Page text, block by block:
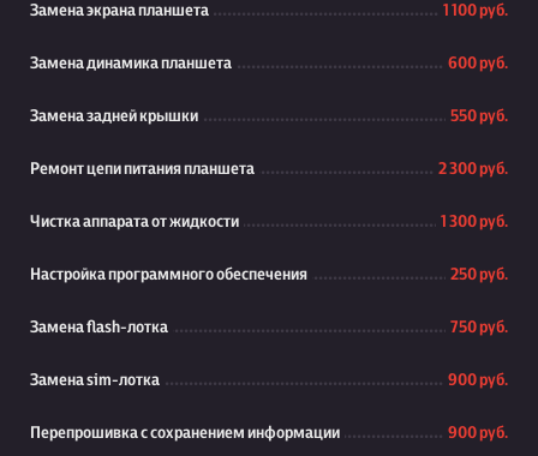
Замена экрана планшета 1 100 руб.
Замена динамика планшета 600 руб.
Замена задней крышки 550 руб.
Ремонт цепи питания планшета 2 300 руб.
Чистка аппарата от жидкости 1 300 руб.
Настройка программного обеспечения 250 руб.
Замена flash-лотка 750 руб.
Замена sim-лотка 900 руб.
Перепрошивка с сохранением информации 900 руб.